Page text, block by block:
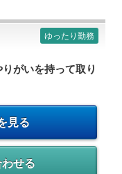
ゆったり勤務
がいを持って取り
見る
せる